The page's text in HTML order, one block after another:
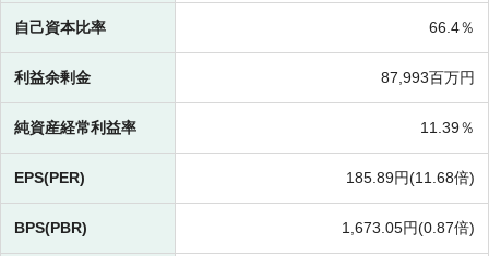
自己資本比率 66.4％
利益余剰金 87,993百万円
純資産経常利益率 11.39％
EPS(PER) 185.89円(11.68倍)
BPS(PBR) 1,673.05円(0.87倍)